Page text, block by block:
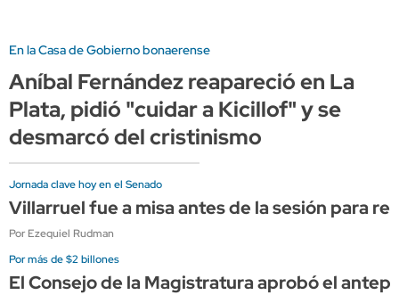
En la Casa de Gobierno bonaerense
Aníbal Fernández reapareció en La
Plata, pidió "cuidar a Kicillof" y se
desmarcó del cristinismo
Jornada clave hoy en el Senado
Villarruel fue a misa antes de la sesión para
Por Ezequiel Rudman
Por más de $2 billones
El Consejo de la Magistratura aprobó el